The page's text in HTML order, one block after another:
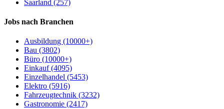
Saarland (257)
Jobs nach Branchen
Ausbildung (10000+)
Bau (3802)
Büro (10000+)
Einkauf (4095)
Einzelhandel (5453)
Elektro (5916)
Fahrzeugtechnik (3232)
Gastronomie (2417)